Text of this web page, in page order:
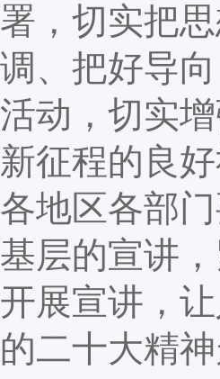
署，切实把
调、把好导
活动，切实
新征程的良
各地区各部
基层的宣讲
开展宣讲，
的二十大精